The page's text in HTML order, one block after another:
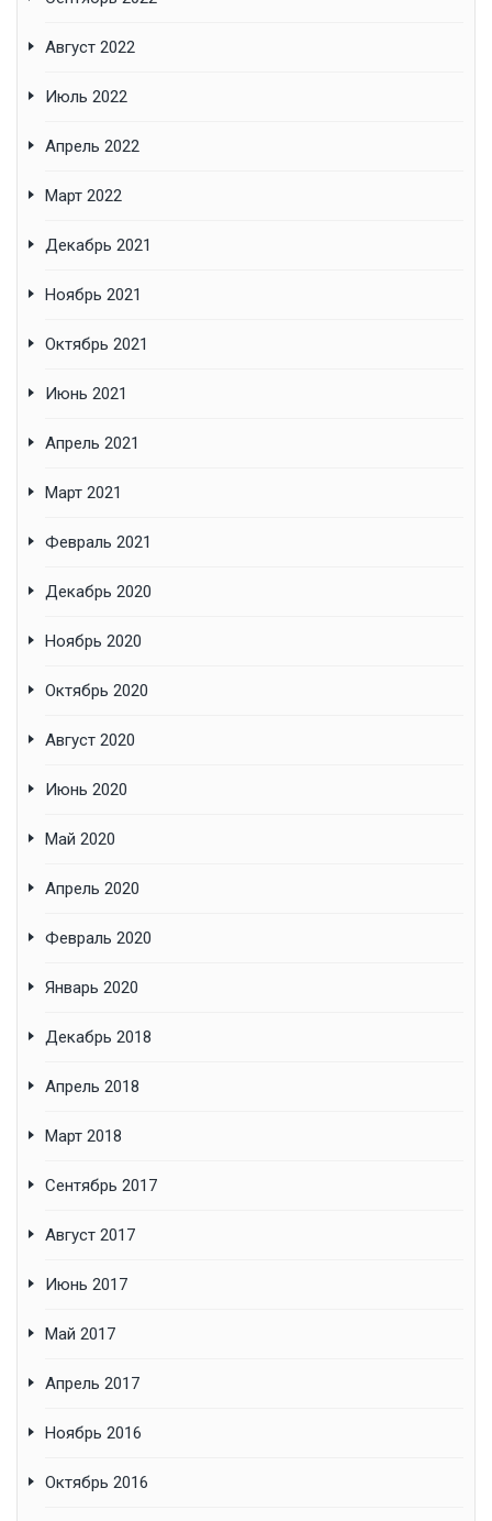
Август 2022
Июль 2022
Апрель 2022
Март 2022
Декабрь 2021
Ноябрь 2021
Октябрь 2021
Июнь 2021
Апрель 2021
Март 2021
Февраль 2021
Декабрь 2020
Ноябрь 2020
Октябрь 2020
Август 2020
Июнь 2020
Май 2020
Апрель 2020
Февраль 2020
Январь 2020
Декабрь 2018
Апрель 2018
Март 2018
Сентябрь 2017
Август 2017
Июнь 2017
Май 2017
Апрель 2017
Ноябрь 2016
Октябрь 2016